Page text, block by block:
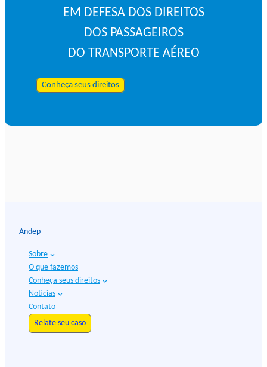
EM DEFESA DOS DIREITOS
DOS PASSAGEIROS
DO TRANSPORTE AÉREO
Conheça seus direitos
Andep
Sobre
O que fazemos
Conheça seus direitos
Notícias
Contato
Relate seu caso